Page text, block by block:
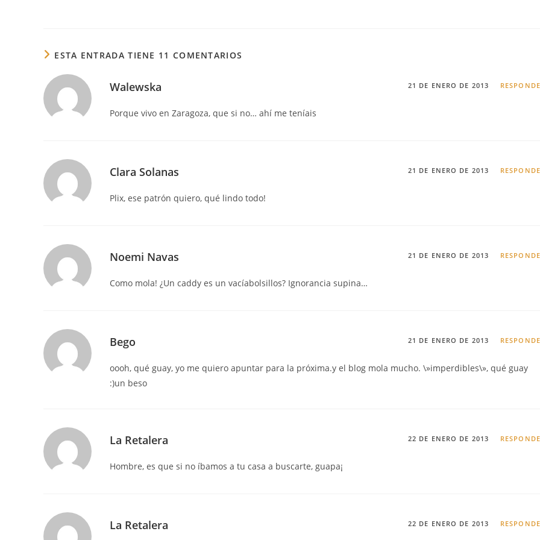
ESTA ENTRADA TIENE 11 COMENTARIOS
Walewska 21 DE ENERO DE 2013
Porque vivo en Zaragoza, que si no… ahí me teníais
Clara Solanas 21 DE ENERO DE 2013
Plix, ese patrón quiero, qué lindo todo!
Noemi Navas 21 DE ENERO DE 2013
Como mola! ¿Un caddy es un vacíabolsillos? Ignorancia supina…
Bego 21 DE ENERO DE 2013
oooh, qué guay, yo me quiero apuntar para la próxima.y el blog mola mucho. \»imperdibles\», qué guay
:)un beso
La Retalera 22 DE ENERO DE 2013
Hombre, es que si no íbamos a tu casa a buscarte, guapa¡
La Retalera 22 DE ENERO DE 2013